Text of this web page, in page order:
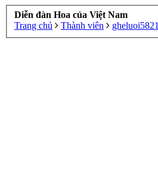
Diễn đàn Hoa của Việt Nam
Trang chủ
Thành viên gheluoi5821